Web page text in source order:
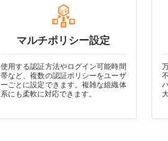
マルチポリシー設定
使用する認証方法やログイン可能時間
帯など、複数の認証ポリシーをユーザ
ーごとに設定できます。複雑な組織体
系にも柔軟に対応できます。